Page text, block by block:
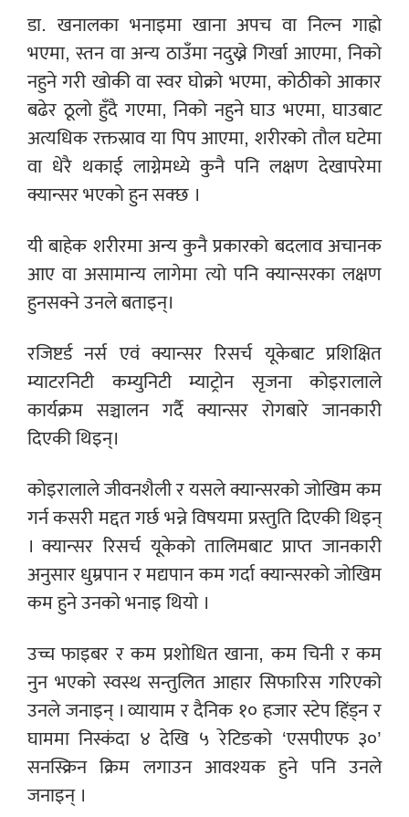
डा. खनालका भनाइमा खाना अपच वा निल्न गाह्रो
भएमा, स्तन वा अन्य ठाउँमा नदुख्ने गिर्खा आएमा, निको
नहुने गरी खोकी वा स्वर घोक्रो भएमा, कोठीको आकार
बढेर ठूलो हुँदै गएमा, निको नहुने घाउ भएमा, घाउबाट
अत्यधिक रक्तस्राव या पिप आएमा, शरीरको तौल घटेमा
वा धेरै थकाई लाग्नेमध्ये कुनै पनि लक्षण देखापरेमा
क्यान्सर भएको हुन सक्छ ।
यी बाहेक शरीरमा अन्य कुनै प्रकारको बदलाव अचानक
आए वा असामान्य लागेमा त्यो पनि क्यान्सरका लक्षण
हुनसक्ने उनले बताइन्।
रजिष्टर्ड नर्स एवं क्यान्सर रिसर्च यूकेबाट प्रशिक्षित
म्याटरनिटी कम्युनिटी म्याट्रोन सृजना कोइरालाले
कार्यक्रम सञ्चालन गर्दै क्यान्सर रोगबारे जानकारी
दिएकी थिइन्।
कोइरालाले जीवनशैली र यसले क्यान्सरको जोखिम कम
गर्न कसरी मद्दत गर्छ भन्ने विषयमा प्रस्तुति दिएकी थिइन्
। क्यान्सर रिसर्च यूकेको तालिमबाट प्राप्त जानकारी
अनुसार धुम्रपान र मद्यपान कम गर्दा क्यान्सरको जोखिम
कम हुने उनको भनाइ थियो ।
उच्च फाइबर र कम प्रशोधित खाना, कम चिनी र कम
नुन भएको स्वस्थ सन्तुलित आहार सिफारिस गरिएको
उनले जनाइन् । व्यायाम र दैनिक १० हजार स्टेप हिंड्न र
घाममा निस्कंदा ४ देखि ५ रेटिङको ‘एसपीएफ ३०’
सनस्क्रिन क्रिम लगाउन आवश्यक हुने पनि उनले
जनाइन् ।